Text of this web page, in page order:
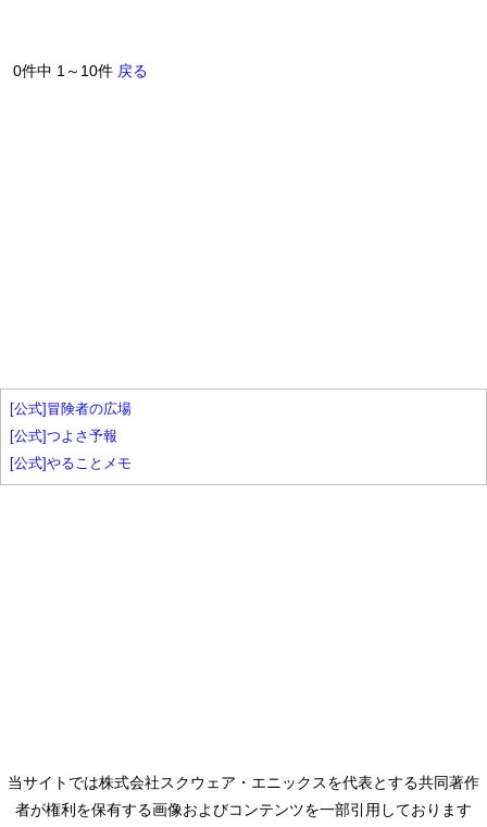
0件中 1～10件 戻る
[公式]冒険者の広場
[公式]つよさ予報
[公式]やることメモ
当サイトでは株式会社スクウェア・エニックスを代表とする共同著作
者が権利を保有する画像およびコンテンツを一部引用しております